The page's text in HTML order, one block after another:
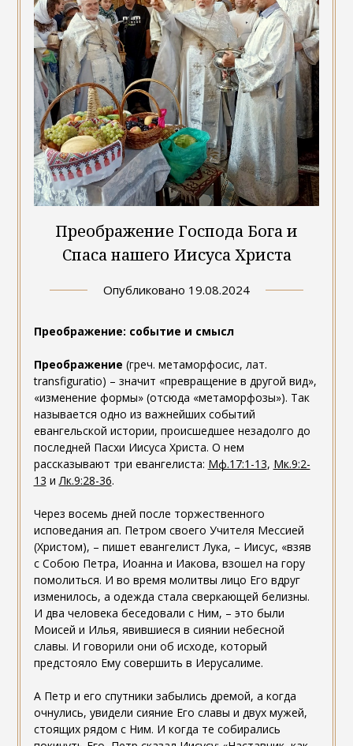
Преображение Господа Бога и
Спаса нашего Иисуса Христа
Опубликовано 19.08.2024
Преображение: событие и смысл
Преображение (греч. метаморфосис, лат.
transfiguratio) – значит «превращение в другой вид»,
«изменение формы» (отсюда «метаморфозы»). Так
называется одно из важнейших событий
евангельской истории, происшедшее незадолго до
последней Пасхи Иисуса Христа. О нем
рассказывают три евангелиста: Мф.17:1-13, Мк.9:2-
13 иЛк.9:28-36.
Через восемь дней после торжественного
исповедания ап. Петром своего Учителя Мессией
(Христом), – пишет евангелист Лука, – Иисус, «взяв
с Собою Петра, Иоанна и Иакова, взошел на гору
помолиться. И во время молитвы лицо Его вдруг
изменилось, а одежда стала сверкающей белизны.
И два человека беседовали с Ним, – это были
Моисей и Илья, явившиеся в сиянии небесной
славы. И говорили они об исходе, который
предстояло Ему совершить в Иерусалиме.
А Петр и его спутники забылись дремой, а когда
очнулись, увидели сияние Его славы и двух мужей,
стоящих рядом с Ним. И когда те собирались